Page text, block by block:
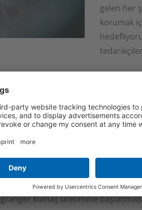
gelen her
korumak
+
Şirketimiz
kadar
teknik
zorlu
alanda
Tarihimiz
Dr. Günther Kast tarafından şirketin
Ciltleme endüstrisi için astar
sarma bezleri, alçı levha montajı
granger kumaş üretimine